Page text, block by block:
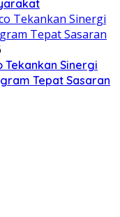
Tekankan Sinergi
Tepat Sasaran